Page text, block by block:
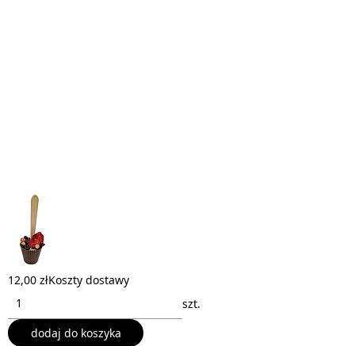
12,00 złKoszty dostawy
szt.
dodaj do koszyka